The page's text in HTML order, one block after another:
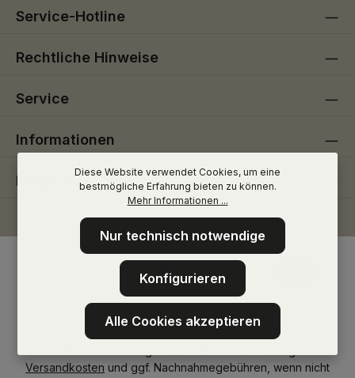
Service-Hotline
Rechtliche Hinweise
Service
Informationen
Folge uns
Versandkosten und ggf. Nachnahmegebühren, wenn nicht
Diese Website verwendet Cookies, um eine
bestmögliche Erfahrung bieten zu können.
Mehr Informationen ...
Nur technisch notwendige
Konfigurieren
Alle Cookies akzeptieren